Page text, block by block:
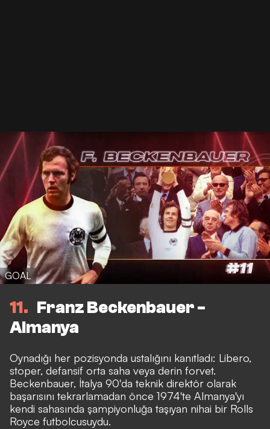
GOAL
11
Franz Beckenbauer -
Almanya
Oynadığı her pozisyonda ustalığını kanıtladı: Libero,
stoper, defansif orta saha veya derin forvet.
Beckenbauer, İtalya 90'da teknik direktör olarak
başarısını tekrarlamadan önce 1974'te Almanya'yı
kendi sahasında şampiyonluğa taşıyan nihai bir Rolls
Royce futbolcusuydu.